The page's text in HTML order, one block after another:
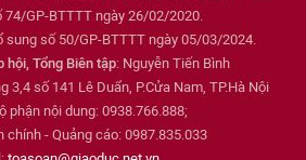
74/GP-BTTTT ngày 26/02/2020.
sung số 50/GP-BTTTT ngày 05/03/2024.
hội, Tổng Biên tập: Nguyễn Tiến Bình
3,4 số 141 Lê Duẩn, P.Cửa Nam, TP.Hà Nội
phận nội dung: 0938.766.888;
chính - Quảng cáo: 0987.835.033